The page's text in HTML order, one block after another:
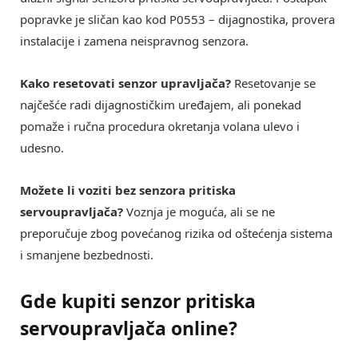
popravke je sličan kao kod P0553 – dijagnostika, provera
instalacije i zamena neispravnog senzora.
Kako resetovati senzor upravljača? Resetovanje se
najčešće radi dijagnostičkim uređajem, ali ponekad
pomaže i ručna procedura okretanja volana ulevo i
udesno.
Možete li voziti bez senzora pritiska
servoupravljača? Voznja je moguća, ali se ne
preporučuje zbog povećanog rizika od oštećenja sistema
i smanjene bezbednosti.
Gde kupiti senzor pritiska
servoupravljača online?